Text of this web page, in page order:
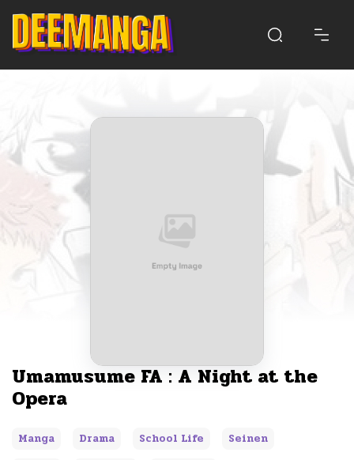
Umamusume FA : A Night at the
Opera
Manga Drama School Life
Seinen